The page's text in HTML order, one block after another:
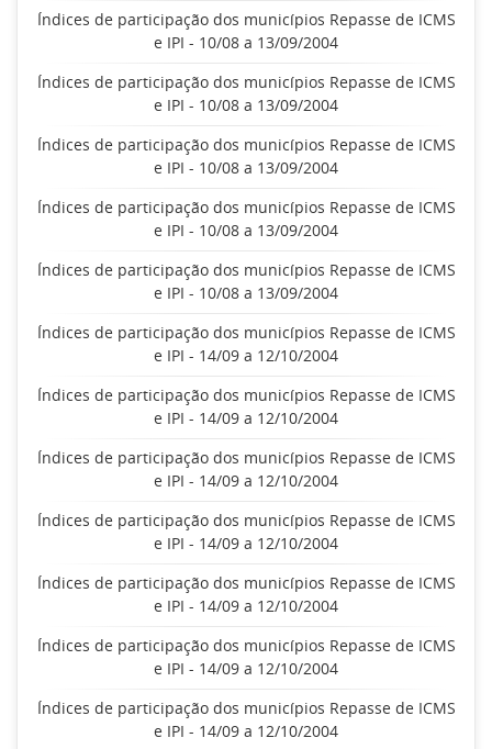
Índices de participação dos municípios Repasse de ICMS
e IPI - 10/08 a 13/09/2004
Índices de participação dos municípios Repasse de ICMS
e IPI - 10/08 a 13/09/2004
Índices de participação dos municípios Repasse de ICMS
e IPI - 10/08 a 13/09/2004
Índices de participação dos municípios Repasse de ICMS
e IPI - 10/08 a 13/09/2004
Índices de participação dos municípios Repasse de ICMS
e IPI - 10/08 a 13/09/2004
Índices de participação dos municípios Repasse de ICMS
e IPI - 14/09 a 12/10/2004
Índices de participação dos municípios Repasse de ICMS
e IPI - 14/09 a 12/10/2004
Índices de participação dos municípios Repasse de ICMS
e IPI - 14/09 a 12/10/2004
Índices de participação dos municípios Repasse de ICMS
e IPI - 14/09 a 12/10/2004
Índices de participação dos municípios Repasse de ICMS
e IPI - 14/09 a 12/10/2004
Índices de participação dos municípios Repasse de ICMS
e IPI - 14/09 a 12/10/2004
Índices de participação dos municípios Repasse de ICMS
e IPI - 14/09 a 12/10/2004